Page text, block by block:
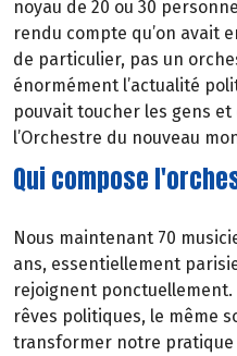
noyau de 20 ou 30
rendu compte qu’on avait
de particulier, pas un
énormément l’actualité
pouvait toucher les gens
l’Orchestre du nouveau
Qui compose
Nous maintenant 70
ans, essentiellement
rejoignent
rêves politiques, le même
transformer notre pratique